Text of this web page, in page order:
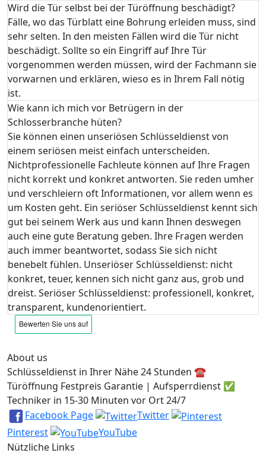
Wird die Tür selbst bei der Türöffnung beschädigt?
Fälle, wo das Türblatt eine Bohrung erleiden muss, sind
sehr selten. In den meisten Fällen wird die Tür nicht
beschädigt. Sollte so ein Eingriff auf Ihre Tür
vorgenommen werden müssen, wird der Fachmann sie
vorwarnen und erklären, wieso es in Ihrem Fall nötig
ist.
Wie kann ich mich vor Betrügern in der
Schlosserbranche hüten?
Sie können einen unseriösen Schlüsseldienst von
einem seriösen meist einfach unterscheiden.
Nichtprofessionelle Fachleute können auf Ihre Fragen
nicht korrekt und konkret antworten. Sie reden umher
und verschleiern oft Informationen, vor allem wenn es
um Kosten geht. Ein seriöser Schlüsseldienst kennt sich
gut bei seinem Werk aus und kann Ihnen deswegen
auch eine gute Beratung geben. Ihre Fragen werden
auch immer beantwortet, sodass Sie sich nicht
benebelt fühlen. Unseriöser Schlüsseldienst: nicht
konkret, teuer, kennen sich nicht ganz aus, grob und
dreist. Seriöser Schlüsseldienst: professionell, konkret,
transparent, kundenorientiert.
About us
Schlüsseldienst in Ihrer Nähe 24 Stunden ☎️
Türöffnung Festpreis Garantie | Aufsperrdienst ✅
Techniker in 15-30 Minuten vor Ort 24/7
Facebook Page
Twitter
Pinterest
YouTube
Nützliche Links